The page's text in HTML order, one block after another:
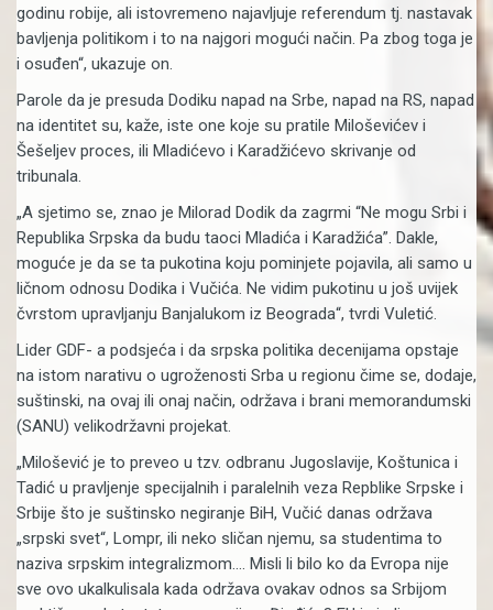
godinu robije, ali istovremeno najavljuje referendum tj. nastavak
bavljenja politikom i to na najgori mogući način. Pa zbog toga je
i osuđen“, ukazuje on.
Parole da je presuda Dodiku napad na Srbe, napad na RS, napad
na identitet su, kaže, iste one koje su pratile Miloševićev i
Šešeljev proces, ili Mladićevo i Karadžićevo skrivanje od
tribunala.
„A sjetimo se, znao je Milorad Dodik da zagrmi “Ne mogu Srbi i
Republika Srpska da budu taoci Mladića i Karadžića”. Dakle,
moguće je da se ta pukotina koju pominjete pojavila, ali samo u
ličnom odnosu Dodika i Vučića. Ne vidim pukotinu u još uvijek
čvrstom upravljanju Banjalukom iz Beograda“, tvrdi Vuletić.
Lider GDF- a podsjeća i da srpska politika decenijama opstaje
na istom narativu o ugroženosti Srba u regionu čime se, dodaje,
suštinski, na ovaj ili onaj način, održava i brani memorandumski
(SANU) velikodržavni projekat.
„Milošević je to preveo u tzv. odbranu Jugoslavije, Koštunica i
Tadić u pravljenje specijalnih i paralelnih veza Repblike Srpske i
Srbije što je suštinsko negiranje BiH, Vučić danas održava
„srpski svet“, Lompr, ili neko sličan njemu, sa studentima to
naziva srpskim integralizmom…. Misli li bilo ko da Evropa nije
sve ovo ukalkulisala kada održava ovakav odnos sa Srbijom